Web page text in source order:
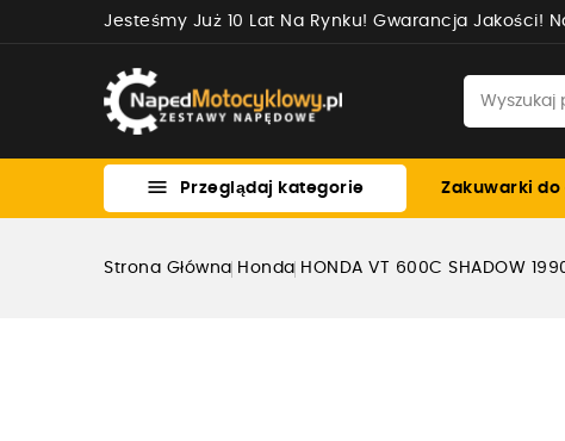
Jesteśmy Już 10 Lat Na Rynku! Gwarancja Jakości!
 Przeglądaj kategorie Zakuwarki do
Strona Główna Honda HONDA VT 600C SHADOW